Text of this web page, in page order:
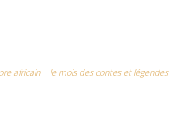
africain le mois des contes et légendes